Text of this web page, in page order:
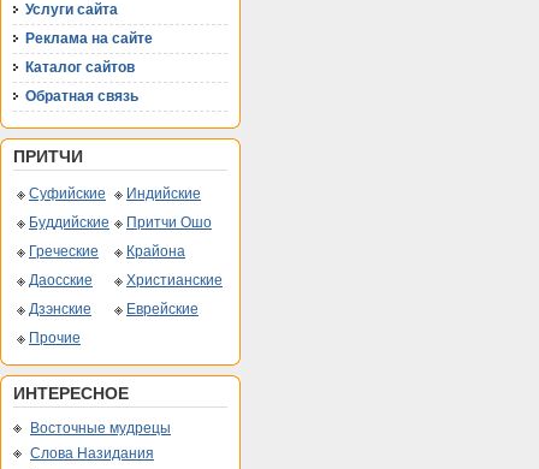
Услуги сайта
Реклама на сайте
Каталог сайтов
Обратная связь
ПРИТЧИ
Суфийские
Индийские
Буддийские
Притчи Ошо
Греческие
Крайона
Даосские
Христианские
Дзэнские
Еврейские
Прочие
ИНТЕРЕСНОЕ
Восточные мудрецы
Слова Назидания